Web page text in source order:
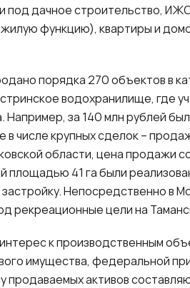
под дачное строительство,
функцию), квартиры и
порядка 270 объектов в
водохранилище, где
за 140 млн рублей
числе крупных сделок –
области, цена продажи
площадью 41 га были
Непосредственно в
рекреационные цели на
к производственным
имущества, федеральной
активов